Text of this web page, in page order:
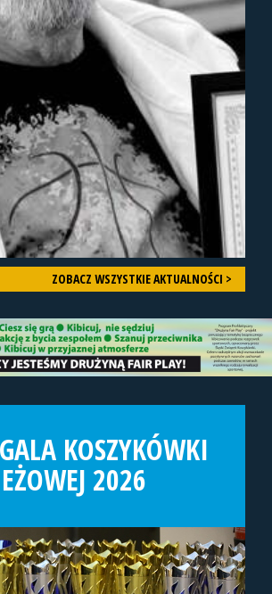
ZOBACZ WSZYSTKIE AKTUALNOŚCI >
KOSZYKÓWKI
2026